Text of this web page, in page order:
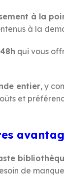
à la
à la
qui vous
entier, y
et
de